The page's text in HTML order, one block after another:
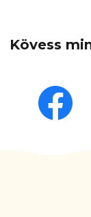
Kövess